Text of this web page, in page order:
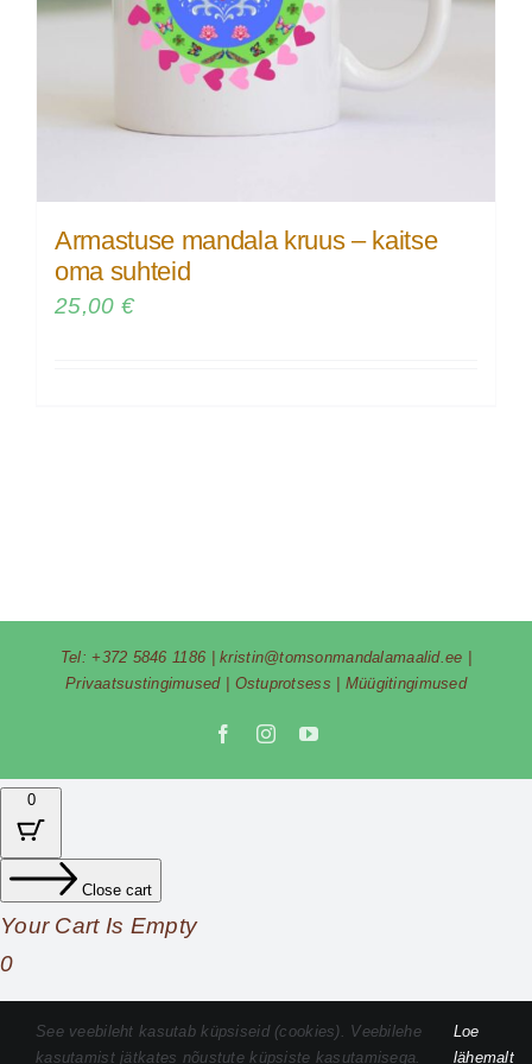
Armastuse mandala kruus – kaitse
oma suhteid
25,00 €
Tel: +372 5846 1186 |kristin@tomsonmandalamaalid.ee
Privaatsustingimused| Ostuprotsess Müügitingimused
FacebookInstagramYouTube
0
Close cart
Your Cart Is Empty
0
Check out our shop to see what's available
See veebileht kasutab küpsiseid (cookies). Veebilehe
kasutamist jätkates nõustute küpsiste kasutamisega.
Loe
lähemalt